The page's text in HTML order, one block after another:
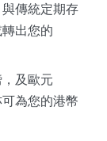
傳統定期存
出您的
及歐元
為您的港幣